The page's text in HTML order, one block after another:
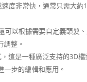
度非常快，通常只需大
可以根據需要自定義頭髮
整。
這是一種廣泛支持的3D
步的編輯和應用。